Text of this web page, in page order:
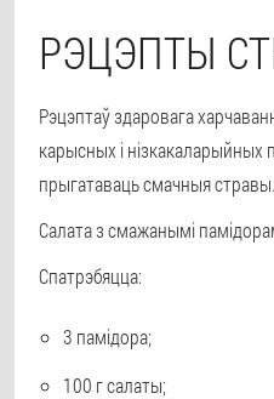
РЭЦЭПТЫ
Рэцэптаў здаровага
карысных і нізкакаларыйных
прыгатаваць смачныя
Салата з смажанымі
Спатрэбяцца:
3 памідора;
100 г салаты;